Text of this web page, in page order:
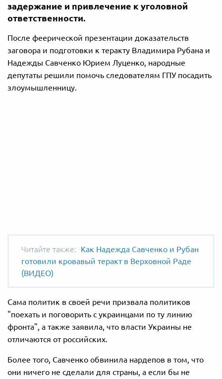
задержание и привлечение к уголовной
ответственности.
После феерической презентации доказательств
заговора и подготовки к теракту Владимира Рубана и
Надежды Савченко Юрием Луценко, народные
депутаты решили помочь следователям ГПУ посадить
злоумышленницу.
Как Надежда Савченко и Рубан
готовили кровавый теракт в Верховной Раде
(ВИДЕО)
Сама политик в своей речи призвала политиков
"поехать и поговорить с украинцами по ту линию
фронта", а также заявила, что власти Украины не
отличаются от российских.
Более того, Савченко обвинила нардепов в том, что
они ничего не сделали для страны, а если бы не